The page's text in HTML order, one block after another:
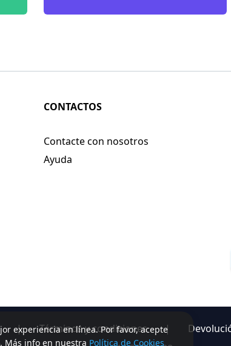
experiencia en línea. Por favor, acepte
Más info en nuestra Política de Cookies
CONTACTOS
Contacte con nosotros
Ayuda
| Términos y condiciones |